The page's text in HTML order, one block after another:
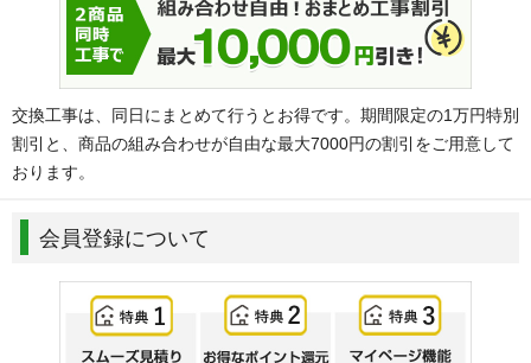
交換工事は、同日にまとめて行うとお得です。期間限定の1万円特別
割引と、商品の組み合わせが自由な最大7000円の割引をご用意して
おります。
会員登録について